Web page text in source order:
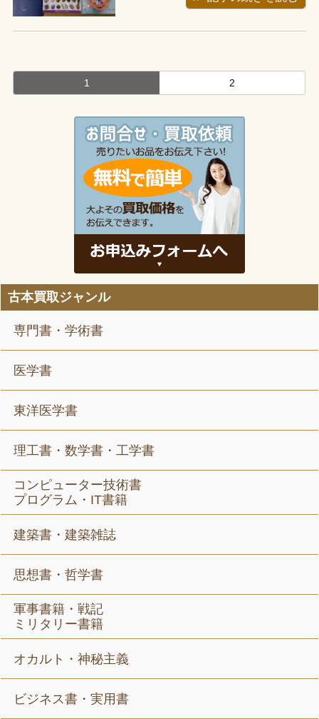
ころに平積みでジャンル分けしてあ
1 2
古本買取ジャンル
専門書・学術書
医学書
東洋医学書
理工書・数学書・工学書
コンピューター技術書
プログラム・IT書籍
建築書・建築雑誌
思想書・哲学書
軍事書籍・戦記
ミリタリー書籍
オカルト・神秘主義
ビジネス書・実用書